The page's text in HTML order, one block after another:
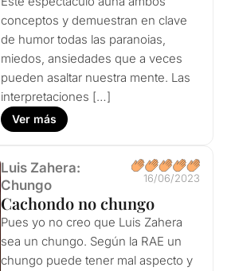
conceptos y demuestran en clave
de humor todas las paranoias,
miedos, ansiedades que a veces
pueden asaltar nuestra mente. Las
interpretaciones […]
Ver más
Luis Zahera:
Chungo
16/06/2023
Cachondo no chungo
Pues yo no creo que Luis Zahera
sea un chungo. Según la RAE un
chungo puede tener mal aspecto y